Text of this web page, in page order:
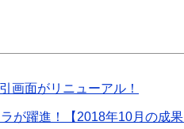
画面がリニューアル！
ラが躍進！【2018年10月の成果